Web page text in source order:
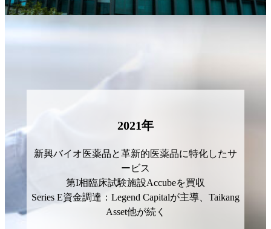
2021年
新興バイオ医薬品と革新的医薬品に特化したサ
ービス
第I相臨床試験施設Accubeを買収
Series E資金調達：Legend Capitalが主導、Taikang
Asset他が続く